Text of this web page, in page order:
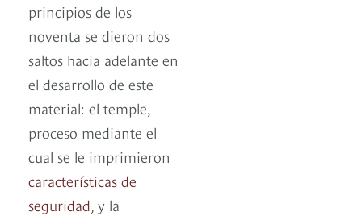
principios de los
noventa se dieron dos
saltos hacia adelante en
el desarrollo de este
material: el temple,
proceso mediante el
cual se le imprimieron
características de
seguridad, y la